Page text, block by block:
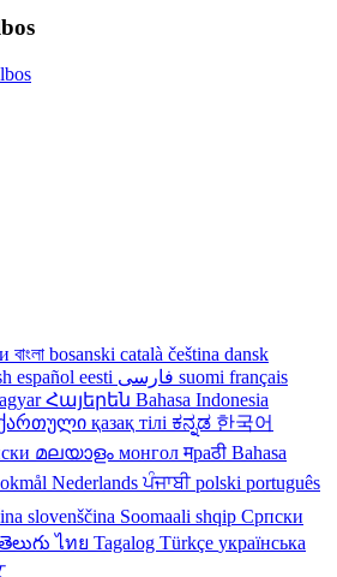
বাংলা bosanski català čeština dansk
español eesti suomi français
Հայերեն Bahasa Indonesia
қазақ тілі ಕನ್ನಡ 한국어
മലയാളം монголमраठी Bahasa
Nederlandsਪੰਜਾਬੀpolski português
slovenščina Soomaali shqip Српски
ไทย Tagalog Türkçe українська